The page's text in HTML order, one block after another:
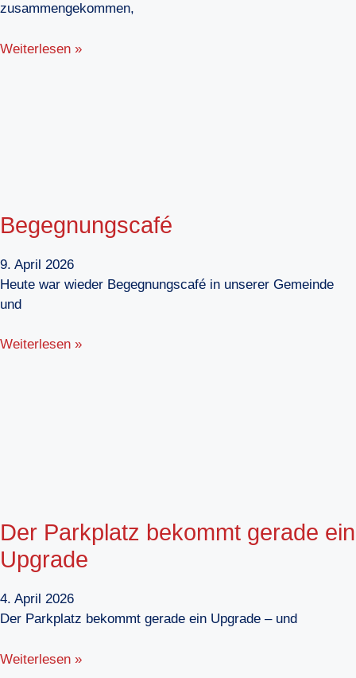
zusammengekommen,
Weiterlesen »
Begegnungscafé
9. April 2026
Heute war wieder Begegnungscafé in unserer Gemeinde
und
Weiterlesen »
Der Parkplatz bekommt gerade ein
Upgrade
4. April 2026
Der Parkplatz bekommt gerade ein Upgrade – und
Weiterlesen »